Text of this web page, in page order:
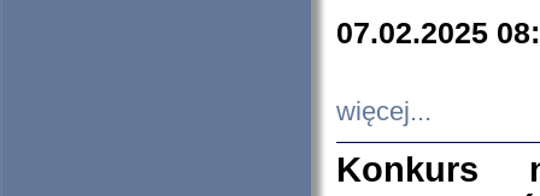
07.02.2025
więcej...
Konkurs